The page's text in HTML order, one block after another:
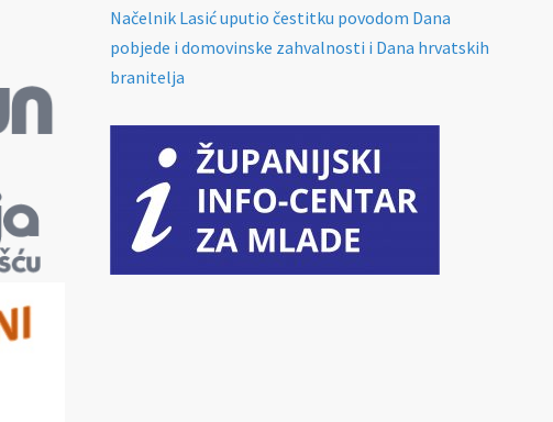
Načelnik Lasić uputio čestitku povodom Dana
pobjede i domovinske zahvalnosti i Dana hrvatskih
branitelja